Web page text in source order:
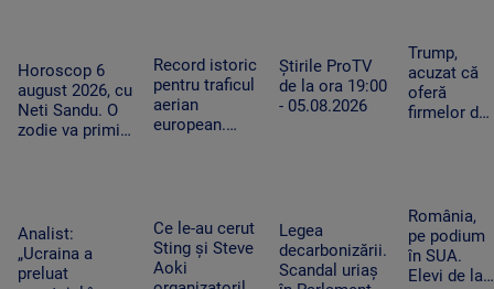
curent din iarnă
am vrut să fac
rău”
performant
telescop solar
din lume
care nu mai
provoacă
alergii
Horoscop 6
august 2026, cu
Neti Sandu. O
zodie va primi
Record istoric
pentru traficul
aerian
european.
România
Știrile ProTV
de la ora 19:00
- 05.08.2026
Trump,
acuzat că
oferă
firmelor de
postările
care pot
mișca
piețele
Analist:
„Ucraina a
preluat
Ce le-au cerut
Sting și Steve
Aoki
Legea
decarbonizării.
Scandal uriaș
România,
pe podium
în SUA.
Elevi de la